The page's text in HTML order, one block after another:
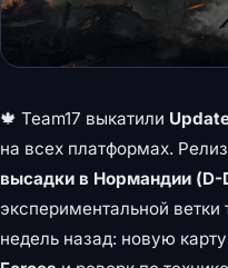
🍁 Team17 выкатили
на всех платформах.
высадки в Нормандии (D-
экспериментальной ветки
недель назад: новую карту